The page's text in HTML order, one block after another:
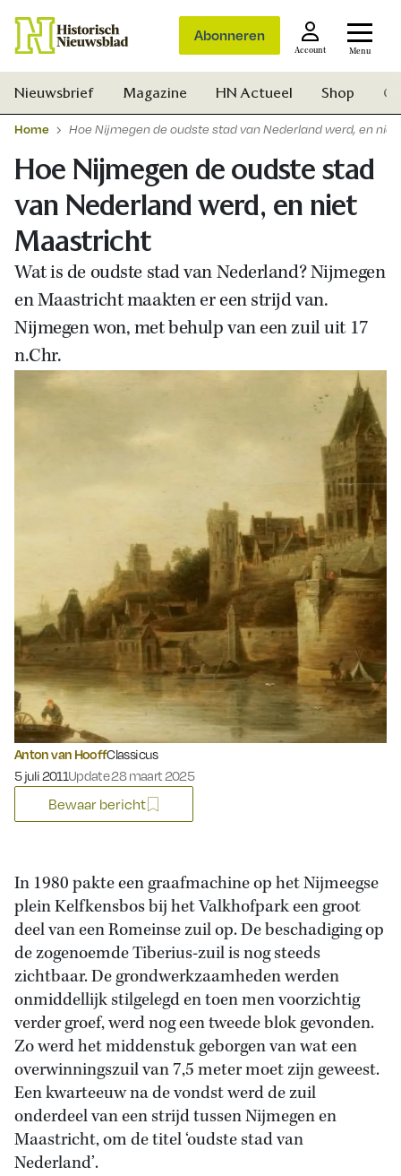
Abonneren
Account Menu
Nieuwsbrief Magazine HN Actueel Shop
Home Hoe Nijmegen de oudste stad van Nederland werd, en
Hoe Nijmegen de oudste stad
van Nederland werd, en niet
Maastricht
Wat is de oudste stad van Nederland? Nijmegen
en Maastricht maakten er een strijd van.
Nijmegen won, met behulp van een zuil uit 17
n.Chr.
Anton van HooffClassicus
Gepubliceerd op:
5 juli 2011Update 28 maart 2025
Bewaar bericht
In 1980 pakte een graafmachine op het Nijmeegse
plein Kelfkensbos bij het Valkhofpark een groot
deel van een Romeinse zuil op. De beschadiging op
de zogenoemde Tiberius-zuil is nog steeds
zichtbaar. De grondwerkzaamheden werden
onmiddellijk stilgelegd en toen men voorzichtig
verder groef, werd nog een tweede blok gevonden.
Zo werd het middenstuk geborgen van wat een
overwinningszuil van 7,5 meter moet zijn geweest.
Een kwarteeuw na de vondst werd de zuil
onderdeel van een strijd tussen Nijmegen en
Maastricht, om de titel ‘oudste stad van
Nederland’.